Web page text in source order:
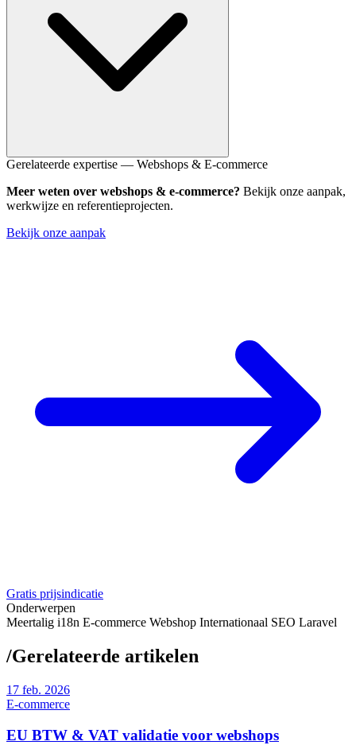
De meest voorkomende uitbreidingen zijn Duits, Frans en Engels.
elke taal eigen juridische vereisten heeft.
Gerelateerde expertise — Webshops & E-commerce
Meer weten over webshops & e-commerce? Bekijk onze aanpak,
werkwijze en referentieprojecten.
Bekijk onze aanpak
Gratis prijsindicatie
Onderwerpen
Meertalig i18n E-commerce Webshop Internationaal SEO Laravel
/Gerelateerde artikelen
17 feb. 2026
E-commerce
EU BTW & VAT validatie voor webshops